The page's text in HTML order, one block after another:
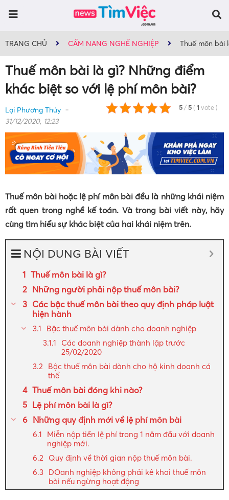
TRANG CHỦ CẨM NANG NGHỀ NGHIỆP Thuế môn bài
Thuế môn bài là gì? Những điểm
khác biệt so với lệ phí môn bài?
5 / 5 ( 1 vote )
Lại Phương Thúy
31/12/2020, 12:23
Thuế môn bài hoặc lệ phí môn bài đều là những khái niệm
rất quen trong nghề kế toán. Và trong bài viết này, hãy
cùng tìm hiểu sự khác biệt của hai khái niệm trên.
NỘI DUNG BÀI VIẾT
Thuế môn bài là gì?
Những người phải nộp thuế môn bài?
Các bậc thuế môn bài theo quy định pháp luật
hiện hành
Bậc thuế môn bài dành cho doanh nghiệp
Các doanh nghiệp thành lập trước
25/02/2020
Bậc thuế môn bài dành cho hộ kinh doanh cá
thể
Thuế môn bài đóng khi nào?
Lệ phí môn bài là gì?
Những quy định mới về lệ phí môn bài
Miễn nộp tiền lệ phí trong 1 năm đầu với doanh
nghiệp mới.
Quy định về thời gian nộp thuế môn bài.
DOanh nghiệp không phải kê khai thuế môn
bài nếu ngừng hoạt động